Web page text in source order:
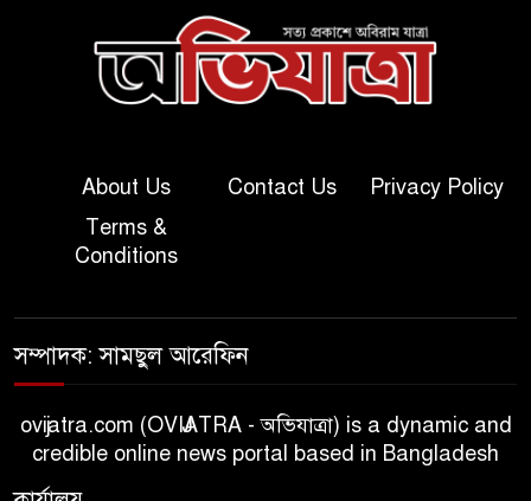
About Us Contact Us
Privacy Policy
Terms &
Conditions
সম্পাদক: সামছুল আরেফিন
ovijatra.com (OVIJATRA - অভিযাত্রা) is a dynamic and
credible online news portal based in Bangladesh